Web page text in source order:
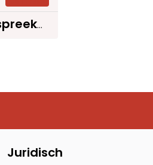
Bespreekbaar
Juridisch